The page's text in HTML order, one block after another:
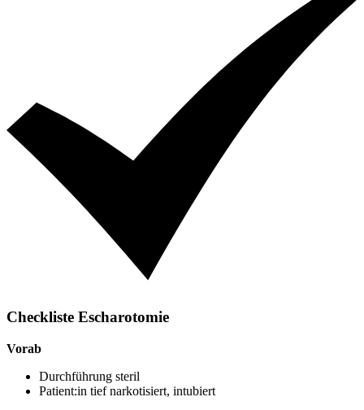
Checkliste Escharotomie
Vorab
Durchführung steril
Patient:in tief narkotisiert, intubiert